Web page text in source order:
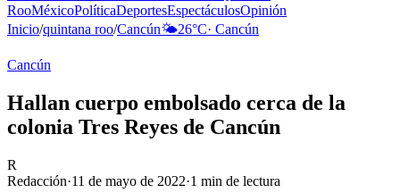
RooMéxicoPolíticaDeportesEspectáculosOpinión
Inicio/quintana roo/Cancún🌤️26°C· Cancún
Cancún
Hallan cuerpo embolsado cerca de la
colonia Tres Reyes de Cancún
R
Redacción·11 de mayo de 2022·1 min de lectura